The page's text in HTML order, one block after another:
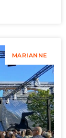
MARIANNE